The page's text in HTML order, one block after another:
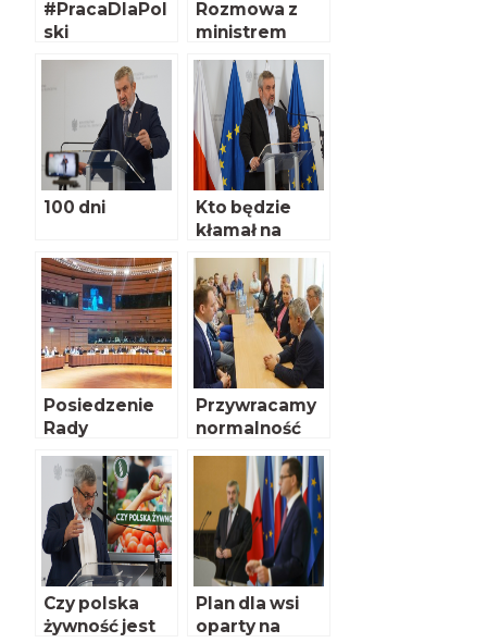
#PracaDlaPol
ski
Rozmowa z
ministrem
Krzysztofem
Jurgielem cz.
II
100 dni
Kto będzie
kłamał na
temat
polskiego
rolnictwa
spotka się z
ostrą reakcją
Posiedzenie
Rady
Ministrów UE
ds. Rolnictwa i
Rybołówstwa
Przywracamy
normalność
Czy polska
żywność jest
Plan dla wsi
oparty na